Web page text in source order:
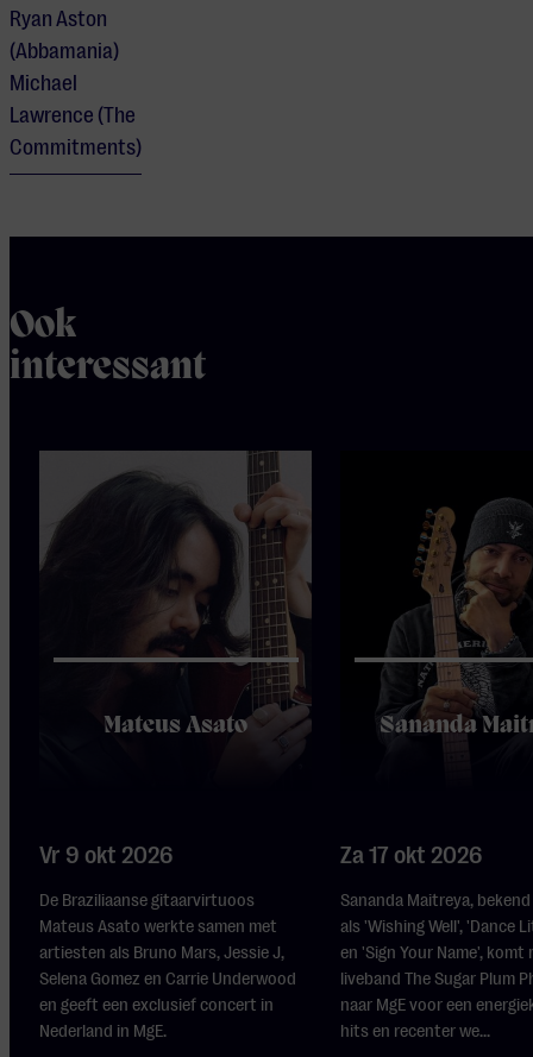
Ryan Aston
(Abbamania)
Michael
Lawrence (The
Commitments)
Ook
interessant
Mateus Asato
Vr 9 okt 2026
De Braziliaanse gitaarvirtuoos
Mateus Asato werkte samen met
artiesten als Bruno Mars, Jessie J,
Selena Gomez en Carrie Underwood
en geeft een exclusief concert in
Nederland in MgE.
Sananda
Za 17 okt 2026
Sananda Maitreya,
als 'Wishing Well', 'Dance
en 'Sign Your Name', komt
liveband The Sugar Plum
naar MgE voor een
hits en recenter we...